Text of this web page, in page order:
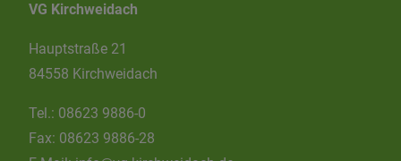
VG Kirchweidach
Hauptstraße 21
84558 Kirchweidach
Tel.: 08623 9886-0
Fax: 08623 9886-28